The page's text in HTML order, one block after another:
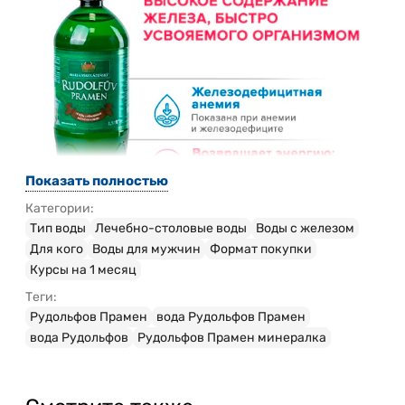
Укрепление организма и борьба с анемией
двухвалентного железа помогает бороться с
Показать полностью
Категории:
Тип воды
Лечебно-столовые воды
Воды с железом
Для кого
Воды для мужчин
Формат покупки
Курсы на 1 месяц
Теги:
Рудольфов Прамен
вода Рудольфов Прамен
вода Рудольфов
Рудольфов Прамен минералка